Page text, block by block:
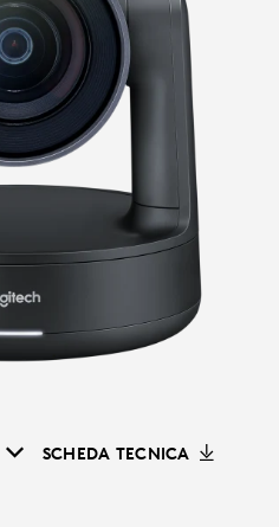
SCHEDA TECNICA